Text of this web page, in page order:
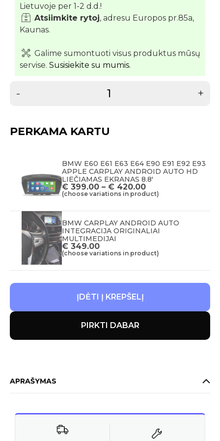
Lietuvoje per 1-2 d.d.!
Atsiimkite rytoj, adresu Europos pr.85a,
Kaunas.
Galime sumontuoti visus produktus mūsų
servise. Susisiekite su mumis.
- +
PERKAMA KARTU
BMW E60 E61 E63 E64 E90 E91 E92 E93
APPLE CARPLAY ANDROID AUTO HD
LIEČIAMAS EKRANAS 8.8'
€ 399.00 – € 420.00
(choose variations in product)
BMW CARPLAY ANDROID AUTO
INTEGRACIJA ORIGINALIAI
MULTIMEDIJAI
€ 349.00
(choose variations in product)
ĮDĖTI Į KREPŠELĮ
PIRKTI DABAR
APRAŠYMAS